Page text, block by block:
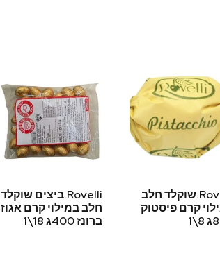
Rovelli.שוקלד חלב
קרם פיסטוק
Rovelli.ביצים שוקלד
חלב במילוי קרם אגוז
ברונז 400ג 18\1